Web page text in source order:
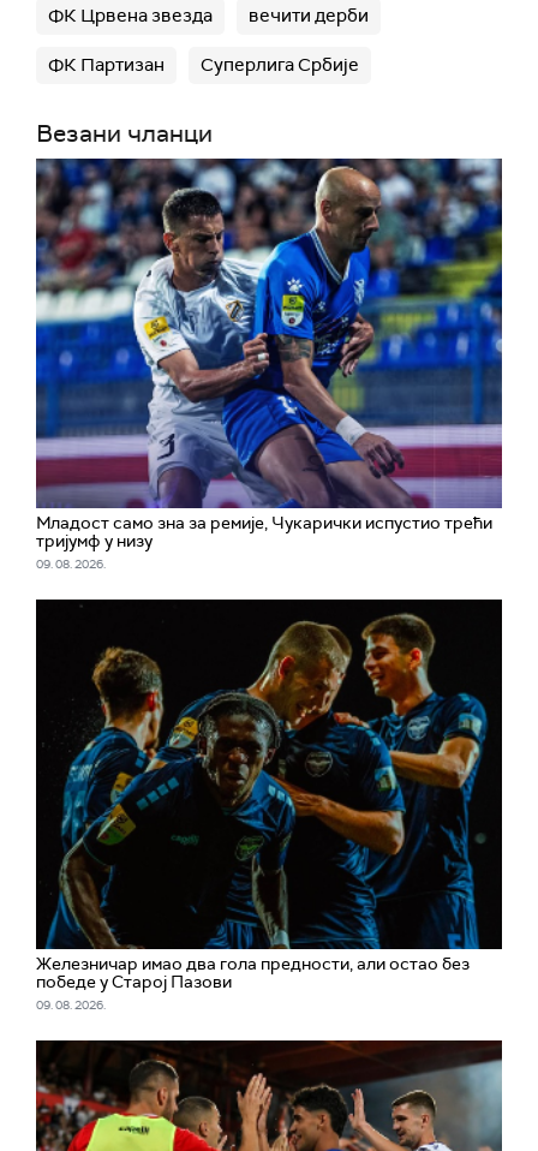
ФК Црвена звезда вечити дерби
ФК Партизан Суперлига Србије
Везани чланци
Младост само зна за ремије, Чукарички испустио трећи
тријумф у низу
09. 08. 2026.
Железничар имао два гола предности, али остао без
победе у Старој Пазови
09. 08. 2026.